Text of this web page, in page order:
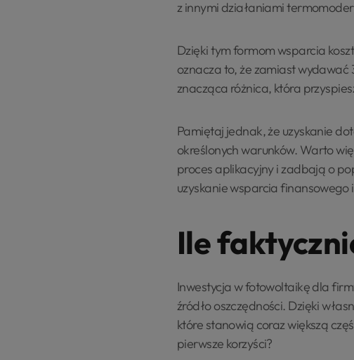
z innymi działaniami
Dzięki tym formom wsparcia
oznacza to, że zamiast wydawać
znacząca różnica, która
Pamiętaj jednak, że uzyskanie
określonych warunków. Warto
proces aplikacyjny i zadbają o
uzyskanie wsparcia finansowego
Ile
Inwestycja w fotowoltaikę dla
źródło oszczędności. Dzięki
które stanowią coraz większą
pierwsze korzyści?